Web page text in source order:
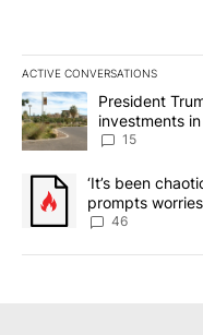
ACTIVE CONVERSATIONS
The following is a list of
A trending article titled
President
investments
15
A trending article titled
‘It’s been
prompts
46